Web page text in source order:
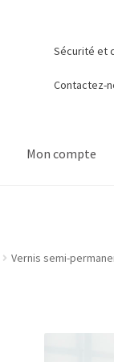
Sécurité et
Contactez-
Mon compte
et retours
Vernis semi-